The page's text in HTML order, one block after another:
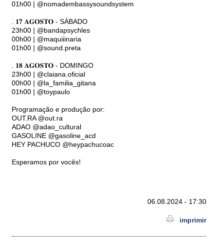
01h00 | @nomadembassysoundsystem
. 𝟏𝟕 𝐀𝐆𝐎𝐒𝐓𝐎 - SÁBADO
23h00 | @bandapsychles
00h00 | @maquiiinaria
01h00 | @sound.preta
. 𝟏𝟖 𝐀𝐆𝐎𝐒𝐓𝐎 - DOMINGO
23h00 | @claiana.oficial
00h00 | @la_familia_gitana
01h00 | @toypaulo
Programação e produção por:
OUT.RA @out.ra
ADAO @adao_cultural
GASOLINE @gasoline_acd
HEY PACHUCO @heypachucoac
Esperamos por vocês!
06.08.2024 - 17:30
imprimir